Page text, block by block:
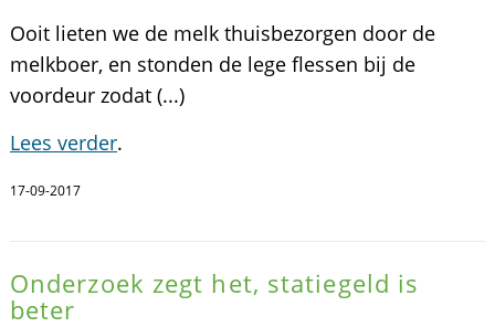
Ooit lieten we de melk thuisbezorgen door de
melkboer, en stonden de lege flessen bij de
voordeur zodat (...)
Lees verder.
17-09-2017
Onderzoek zegt het, statiegeld is
beter